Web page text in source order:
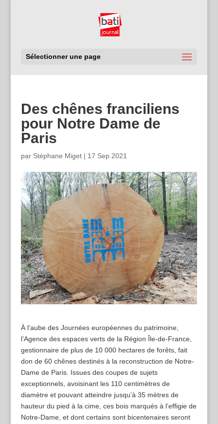
Sélectionner une page
Des chênes franciliens
pour Notre Dame de
Paris
par Stéphane Miget| 17 Sep 2021
À l’aube des Journées européennes du patrimoine,
l’Agence des espaces verts de la Région Île-de-France,
gestionnaire de plus de 10 000 hectares de forêts, fait
don de 60 chênes destinés à la reconstruction de Notre-
Dame de Paris. Issues des coupes de sujets
exceptionnels, avoisinant les 110 centimètres de
diamètre et pouvant atteindre jusqu’à 35 mètres de
hauteur du pied à la cime, ces bois marqués à l’effigie de
Notre-Dame, et dont certains sont bicentenaires seront